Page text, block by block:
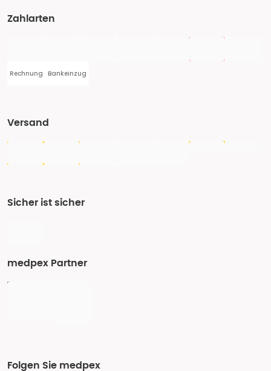
Zahlarten
Rechnung Bankeinzug
Versand
Sicher ist sicher
medpex Partner
Folgen Sie medpex